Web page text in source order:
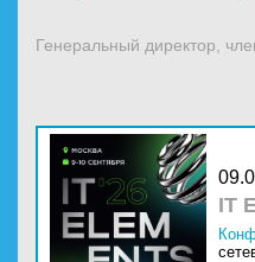
Генеральный директор,
IT